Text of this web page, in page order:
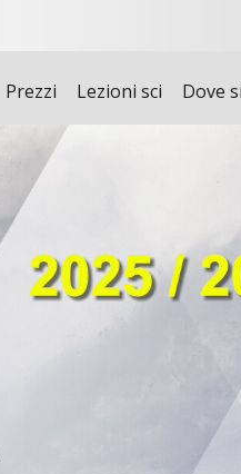
Prezzi Lezioni sci Dove